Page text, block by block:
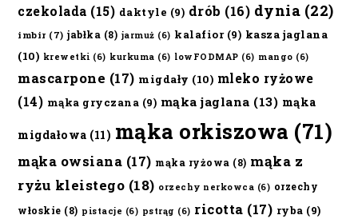
czekolada (15) daktyle (9) drób (16) dynia (22)
imbir (7) jabłka (8) jarmuż (6) kalafior(9) kasza jaglana
(10) krewetki (6) kurkuma (6) lowFODMAP (6) mango (6)
mascarpone (17) migdały (10) mleko ryżowe
(14) mąka gryczana (9) mąka jaglana (13) mąka
migdałowa (11) mąka orkiszowa (71)
mąka owsiana (17) mąka ryżowa (8) mąka z
ryżu kleistego (18) orzechy nerkowca (6) orzechy
włoskie (8) pistacje (6) pstrąg (6) ricotta (17) ryba (9)